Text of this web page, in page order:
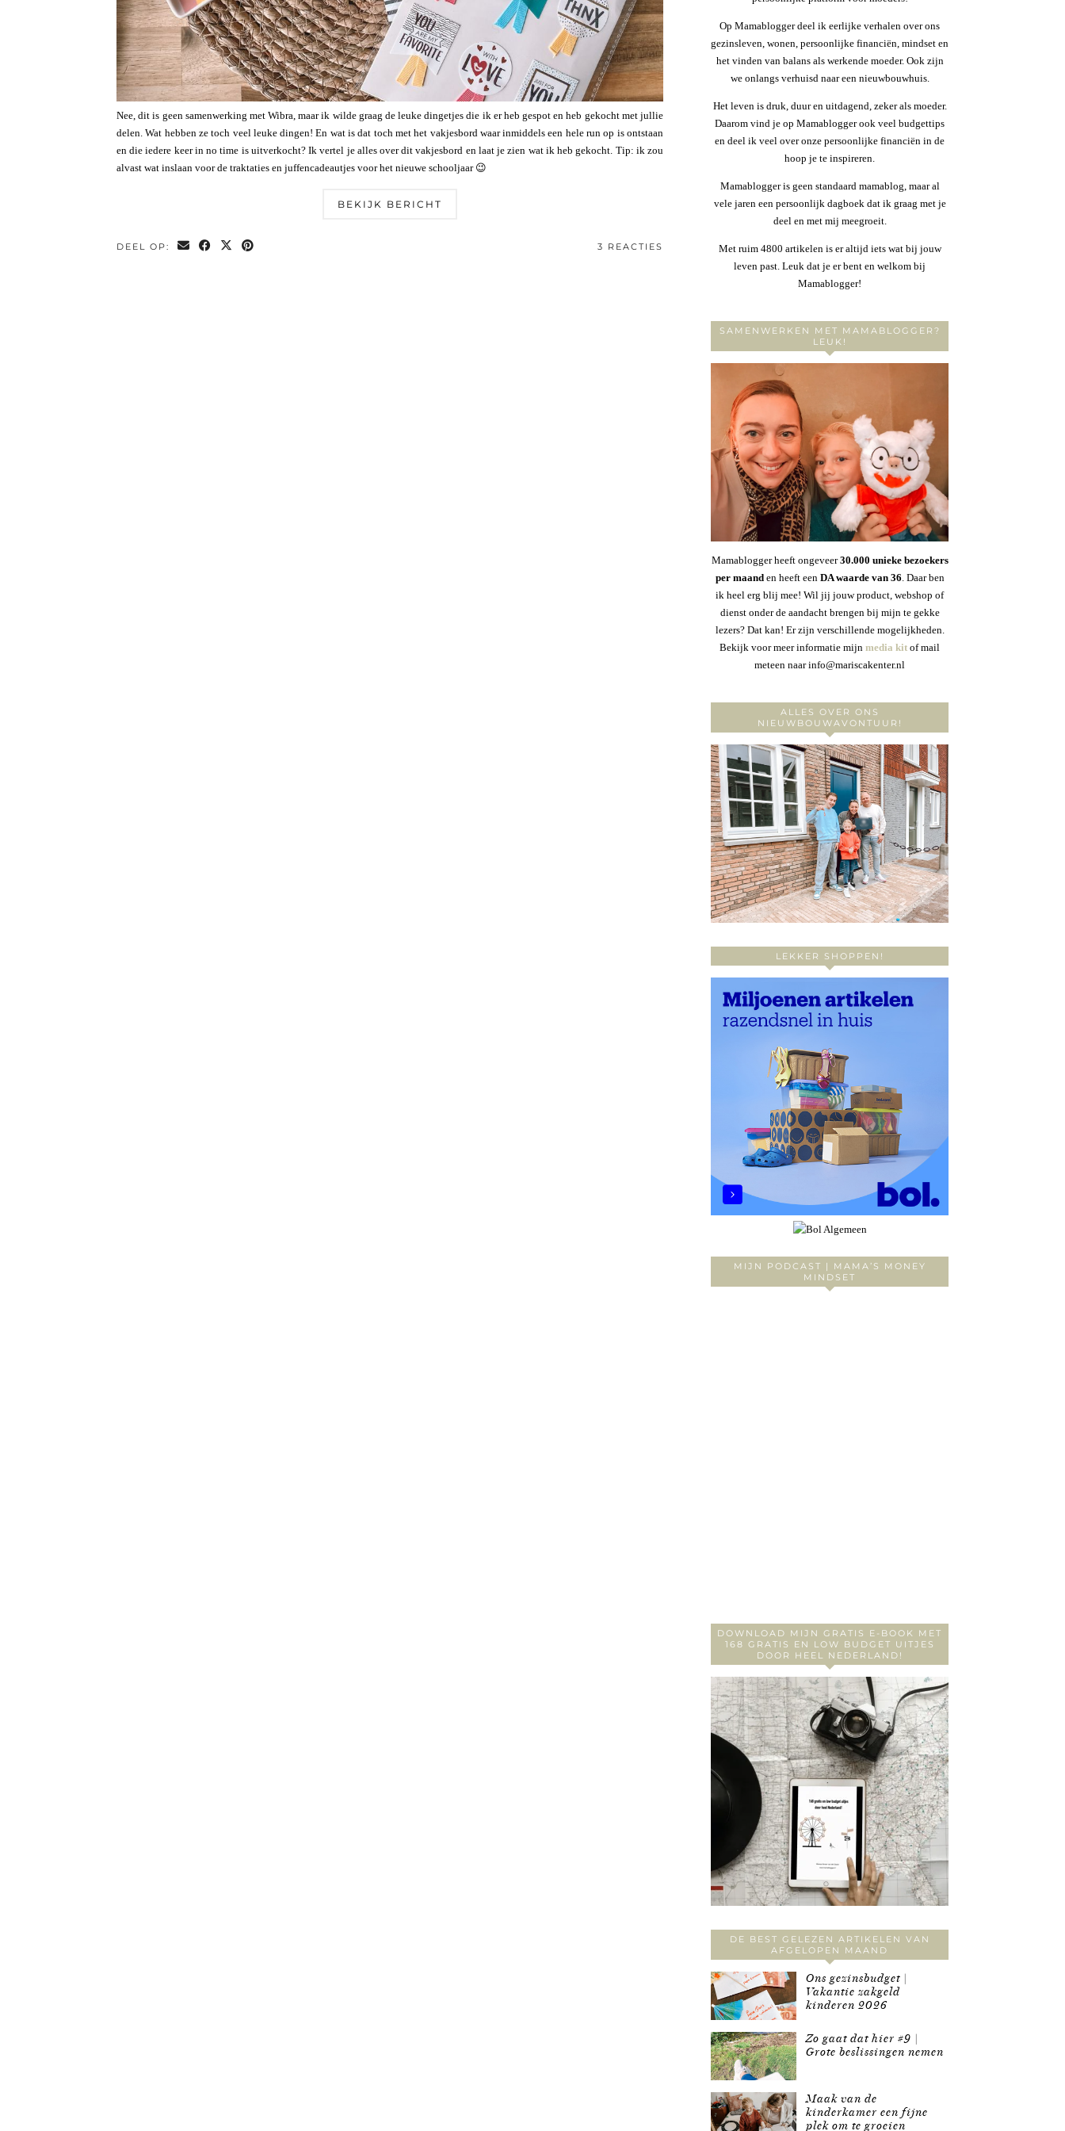
Nee, dit is geen samenwerking met Wibra, maar ik wilde graag de leuke dingetjes die ik er heb gespot en heb gekocht met jullie
delen. Wat hebben ze toch veel leuke dingen! En wat is dat toch met het vakjesbord waar inmiddels een hele run op is ontstaan
en die iedere keer in no time is uitverkocht? Ik vertel je alles over dit vakjesbord en laat je zien wat ik heb gekocht. Tip: ik zou
alvast wat inslaan voor de traktaties en juffencadeautjes voor het nieuwe schooljaar 😉
BEKIJK BERICHT
DEEL OP: 3 REACTIES
Op Mamablogger deel ik eerlijke verhalen over ons
gezinsleven, wonen, persoonlijke financiën, mindset en
het vinden van balans als werkende moeder. Ook zijn
we onlangs verhuisd naar een nieuwbouwhuis.
Het leven is druk, duur en uitdagend, zeker als moeder.
Daarom vind je op Mamablogger ook veel budgettips
en deel ik veel over onze persoonlijke financiën in de
hoop je te inspireren.
Mamablogger is geen standaard mamablog, maar al
vele jaren een persoonlijk dagboek dat ik graag met je
deel en met mij meegroeit.
Met ruim 4800 artikelen is er altijd iets wat bij jouw
leven past. Leuk dat je er bent en welkom bij
Mamablogger!
SAMENWERKEN MET MAMABLOGGER?
LEUK!
Mamablogger heeft ongeveer30.000 unieke bezoekers
per maanden heeft een DA waarde van 36. Daar ben
ik heel erg blij mee! Wil jij jouw product, webshop of
dienst onder de aandacht brengen bij mijn te gekke
lezers? Dat kan! Er zijn verschillende mogelijkheden.
Bekijk voor meer informatie mijn media kit of mail
meteen naar info@mariscakenter.nl
ALLES OVER ONS
NIEUWBOUWAVONTUUR!
LEKKER SHOPPEN!
MIJN PODCAST | MAMA’S MONEY
MINDSET
DOWNLOAD MIJN GRATIS E-BOOK MET
168 GRATIS EN LOW BUDGET UITJES
DOOR HEEL NEDERLAND!
DE BEST GELEZEN ARTIKELEN VAN
AFGELOPEN MAAND
Ons gezinsbudget |
Vakantie zakgeld
kinderen 2026
Zo gaat dat hier #9 |
Grote beslissingen nemen
Maak van de
kinderkamer een fijne
plek om te groeien